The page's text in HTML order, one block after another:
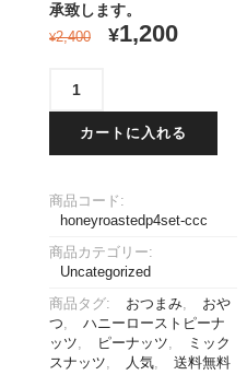
承致します。
¥2,400 ¥1,200
ス
ト
袋
カートに入れる
商品コード:
honeyroastedp4set-ccc
商品カテゴリー:
Uncategorized
商品タグ: おつまみ,
おや
つ,
ハニーローストピーナ
ッツ, ピーナッツ,
ミック
スナッツ, 人気, 送料無料